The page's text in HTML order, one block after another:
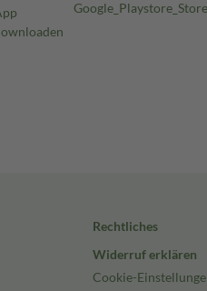
Rechtliches
Widerruf erklären
Cookie-